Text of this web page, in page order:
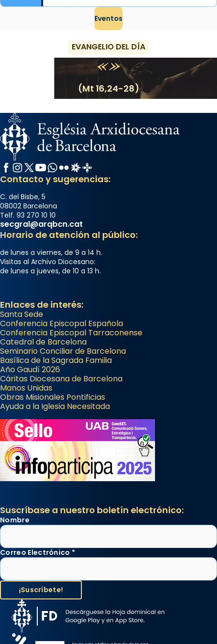
Eventos
EVANGELIO DEL DÍA
(Mt 16,24-28)
Facebook
Instagram
X / Twitter
YouTube
WhatsApp
FlickrRadio Estel
Catalunya Cristiana
Contacto y sugerencias:
C. del Bisbe, 5
08002 Barcelona
Telf. 93 270 10 10
secgral@arqbcn.cat
Horario de atención al público:
de lunes a viernes, de 9 a 14 h.
Visitas al Archivo Diocesano:
de lunes a jueves, de 10 a 13 h.
Enlaces de interés:
Santa Sede
Conferencia Episcopal Española
Conferencia Episcopal Tarraconense
Catedral de Barcelona
Seminario Conciliar de Barcelona
Basílica de la Sagrada Familia
Año Gaudí 2026
Cáritas Diocesana de Barcelona
Manos Unidas
Obras Misionales Pontificias
Ayuda a la Iglesia Necesitada
Suscríbase a nuestro boletín electrónico:
Nombre
Correo Electrónico *